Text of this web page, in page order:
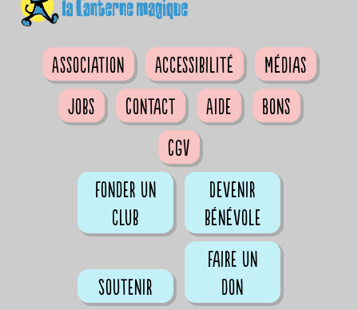
Association Accessibilité
Médias
Jobs
Contact Aide
Bons
CGV
Fonder un
club
Devenir
bénévole
Soutenir
Faire un
don